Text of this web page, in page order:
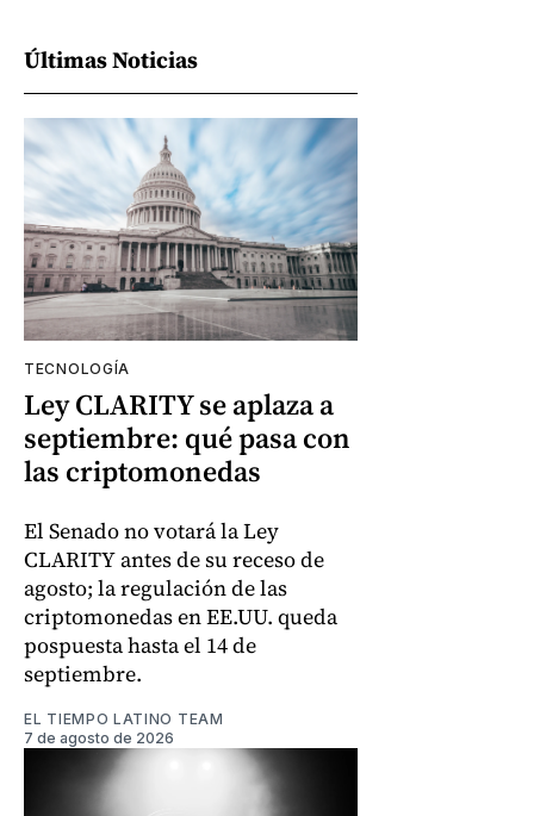
Últimas Noticias
TECNOLOGÍA
Ley CLARITY se aplaza a
septiembre: qué pasa con
las criptomonedas
El Senado no votará la Ley
CLARITY antes de su receso de
agosto; la regulación de las
criptomonedas en EE.UU. queda
pospuesta hasta el 14 de
septiembre.
EL TIEMPO LATINO TEAM
7 de agosto de 2026